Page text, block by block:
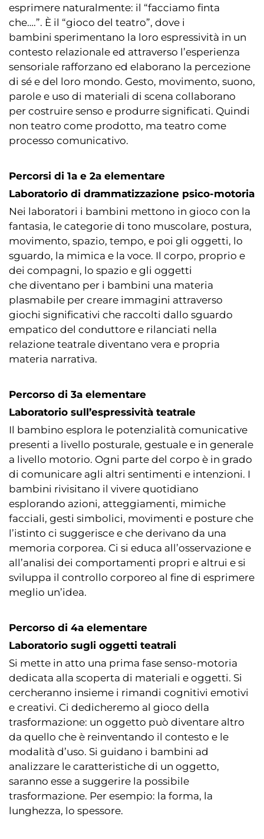
esprimere naturalmente: il “facciamo finta
che….”. È il “gioco del teatro”, dove i
bambini sperimentano la loro espressività in un
contesto relazionale ed attraverso l’esperienza
sensoriale rafforzano ed elaborano la percezione
di sé e del loro mondo. Gesto, movimento, suono,
parole e uso di materiali di scena collaborano
per costruire senso e produrre significati. Quindi
non teatro come prodotto, ma teatro come
processo comunicativo.
Percorsi di 1a e 2a elementare
Laboratorio di drammatizzazione psico-motoria
Nei laboratori i bambini mettono in gioco con la
fantasia, le categorie di tono muscolare, postura,
movimento, spazio, tempo, e poi gli oggetti, lo
sguardo, la mimica e la voce. Il corpo, proprio e
dei compagni, lo spazio e gli oggetti
che diventano per i bambini una materia
plasmabile per creare immagini attraverso
giochi significativi che raccolti dallo sguardo
empatico del conduttore e rilanciati nella
relazione teatrale diventano vera e propria
materia narrativa.
Percorso di 3a elementare
Laboratorio sull’espressività teatrale
Il bambino esplora le potenzialità comunicative
presenti a livello posturale, gestuale e in generale
a livello motorio. Ogni parte del corpo è in grado
di comunicare agli altri sentimenti e intenzioni. I
bambini rivisitano il vivere quotidiano
esplorando azioni, atteggiamenti, mimiche
facciali, gesti simbolici, movimenti e posture che
l’istinto ci suggerisce e che derivano da una
memoria corporea. Ci si educa all’osservazione e
all’analisi dei comportamenti propri e altrui e si
sviluppa il controllo corporeo al fine di esprimere
meglio un’idea.
Percorso di 4a elementare
Laboratorio sugli oggetti teatrali
Si mette in atto una prima fase senso-motoria
dedicata alla scoperta di materiali e oggetti. Si
cercheranno insieme i rimandi cognitivi emotivi
e creativi. Ci dedicheremo al gioco della
trasformazione: un oggetto può diventare altro
da quello che è reinventando il contesto e le
modalità d’uso. Si guidano i bambini ad
analizzare le caratteristiche di un oggetto,
saranno esse a suggerire la possibile
trasformazione. Per esempio: la forma, la
lunghezza, lo spessore.